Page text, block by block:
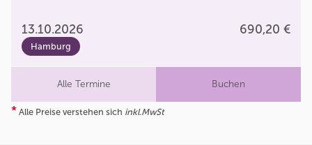
13.10.2026 690,20 €
Hamburg
Alle Termine Buchen
* Alle Preise verstehen sich inkl.MwSt